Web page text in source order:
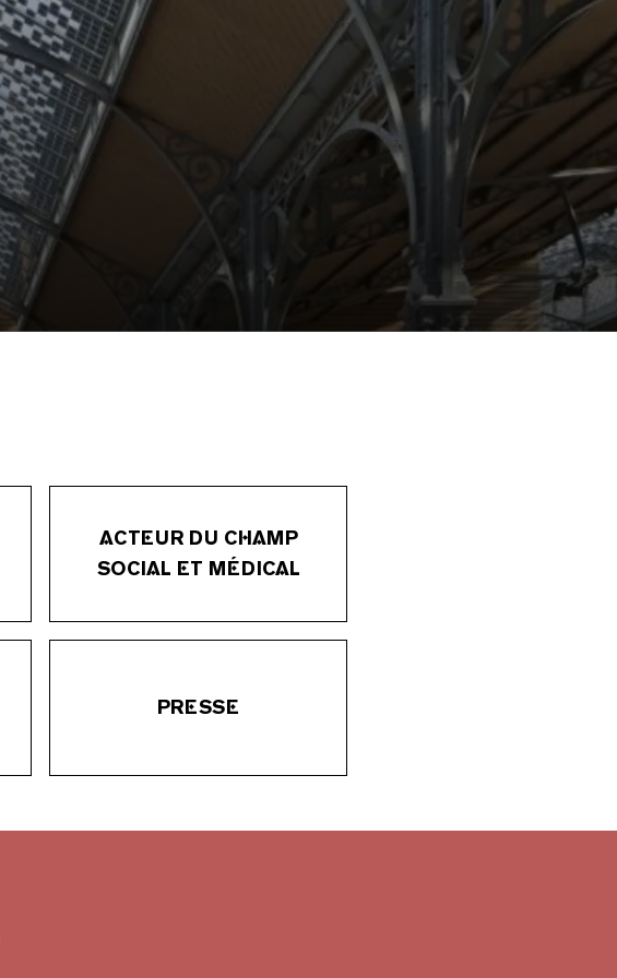
ACTEUR DU CHAMP
SOCIAL ET MÉDICAL
PRESSE